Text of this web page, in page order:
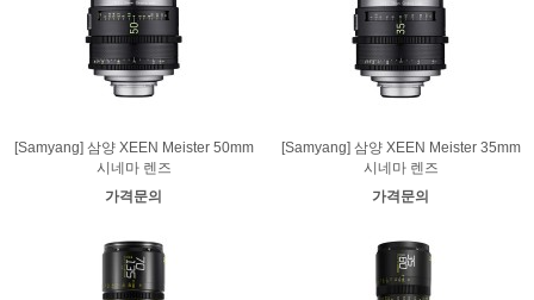
[Samyang] 삼양 XEEN Meister 50mm
시네마 렌즈
가격문의
[Samyang] 삼양 XEEN Meister 35mm
시네마 렌즈
가격문의